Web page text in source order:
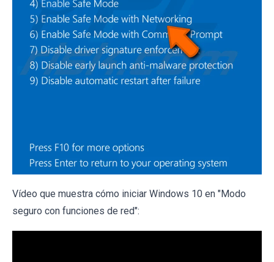
Vídeo que muestra cómo iniciar Windows 10 en "Modo
seguro con funciones de red":